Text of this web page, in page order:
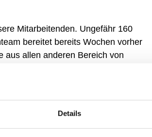
Details
Mitarbeitenden. Ungefähr 160
bereitet bereits Wochen vorher
aus allen anderen Bereich von
sind eingesetzt als Buffethilfen,
den alle gemeinsam haben,
einfach den Team Spirit und die
für unsere geladenen Gäste.